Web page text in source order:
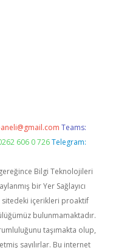
Teams:
606 0 726 Telegram:
Bilgi Teknolojileri
bir Yer Sağlayıcı
içerikleri proaktif
bulunmamaktadır.
taşımakta olup,
sayılırlar. Bu internet